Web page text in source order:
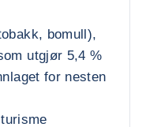
bomull),
utgjør 5,4 %
for nesten